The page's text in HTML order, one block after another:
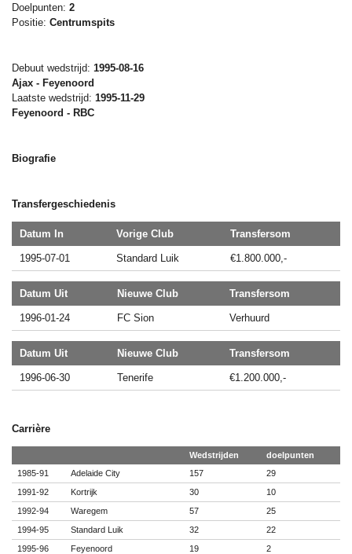
Doelpunten: 2
Positie: Centrumspits
Debuut wedstrijd: 1995-08-16
Ajax - Feyenoord
Laatste wedstrijd: 1995-11-29
Feyenoord - RBC
Biografie
Transfergeschiedenis
Datum In Vorige Club Transfersom
1995-07-01 Standard Luik €1.800.000,-
Datum Uit Nieuwe Club Transfersom
1996-01-24 FC Sion Verhuurd
Datum Uit Nieuwe Club Transfersom
1996-06-30 Tenerife €1.200.000,-
Carrière
Wedstrijden
doelpunten
1985-91
Adelaide City 157
29
1991-92
Kortrijk 30
10
1992-94
Waregem 57
25
1994-95
Standard Luik 32
22
1995-96
Feyenoord 19
2